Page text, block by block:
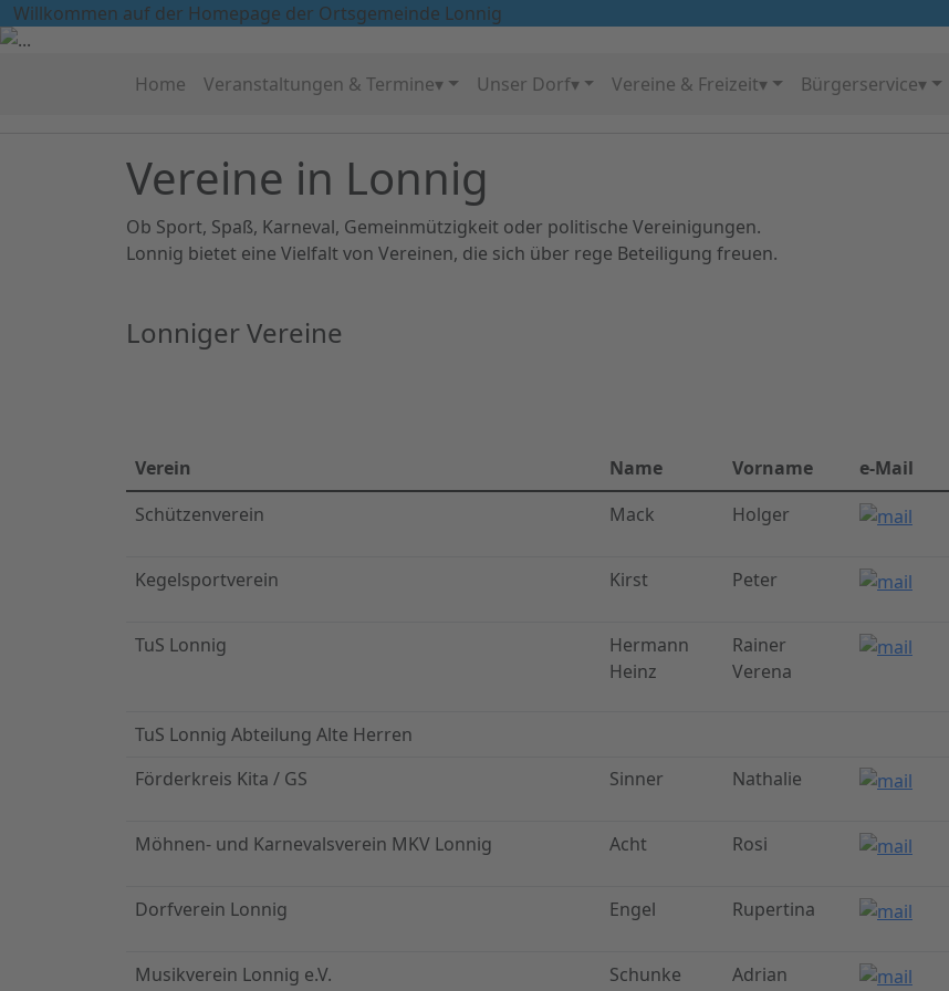
Willkommen auf der Homepage der Ortsgemeinde Lonnig
Home Veranstaltungen & Termine▾ Unser Dorf▾ Vereine & Freizeit▾ Bürgerservice▾
Vereine in Lonnig
Ob Sport, Spaß, Karneval, Gemeinmützigkeit oder politische Vereinigungen.
Lonnig bietet eine Vielfalt von Vereinen, die sich über rege Beteiligung freuen.
Lonniger Vereine
Verein Name Vorname e-Mail
Schützenverein
Mack Holger
Kegelsportverein Kirst Peter
TuS Lonnig
Hermann
Heinz
Rainer
Verena
TuS Lonnig Abteilung Alte Herren
Förderkreis Kita / GS
Sinner Nathalie
Möhnen- und Karnevalsverein MKV Lonnig Acht Rosi
Dorfverein Lonnig Engel Rupertina
Musikverein Lonnig e.V. Schunke Adrian